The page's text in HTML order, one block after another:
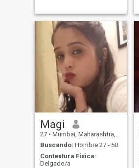
Magi
27 • Mumbai, Maharashtra, India
Buscando: Hombre 27 - 50
Contextura Física:
Delgado/a